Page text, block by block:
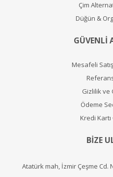
Çim
Düğün &
GÜVENLİ
Mesafeli
Gizlilik ve
Ödeme
Kredi
BİZE
Atatürk mah, İzmir Çeşme Cd.